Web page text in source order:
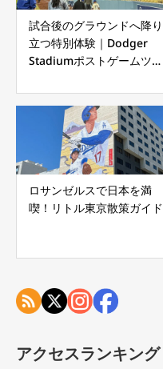
試合後のグラウンドへ降り
立つ特別体験｜Dodger
Stadiumポストゲームツア
ロサンゼルスで日本を満
喫！リトル東京散策ガイド
アクセスランキング